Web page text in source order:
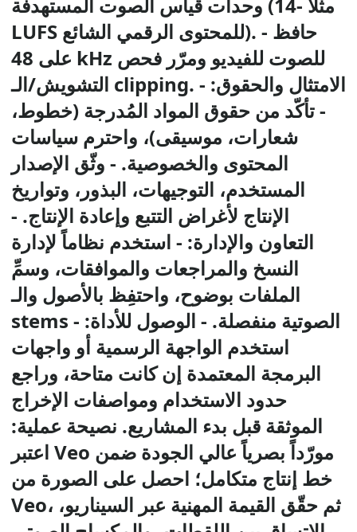
وحدات قياس الصوت المستهدفة (مثلاً -14
LUFS للمحتوى الرقمي الشائع). - حافظ
على 48 kHz للصوت للفيديو ومرّر فحص
التشويش/الـ clipping. - الامتثال والحقوق:
- تأكّد من حقوق المواد المُدرجة (خطوط،
شعارات، موسيقى)، واحترم سياسات
المحتوى والخصوصية. - وثّق الإصدار
المستخدم، التوجيهات، البذور، وتواريخ
الإنتاج لأغراض التتبع وإعادة الإنتاج. -
التعاون والإدارة: - استخدم نظاماً لإدارة
النسخ والمراجعات والموافقات، وسمِّ
الملفات بوضوح، واحتفِظ بالأصول والـ
stems الصوتية منفصلة. - الوصول للأداة: -
استخدم الواجهة الرسمية أو واجهات
البرمجة المعتمدة إن كانت متاحة، وراجع
حدود الاستخدام ومواصفات الإخراج
الموثقة قبل بدء المشاريع. نصيحة عملية:
اعتبر Veo مورّداً بصرياً عالي الجودة ضمن
خط إنتاج متكامل؛ احصل على الصورة من
Veo، ثم حقّق القيمة المهنية عبر السيناريو،